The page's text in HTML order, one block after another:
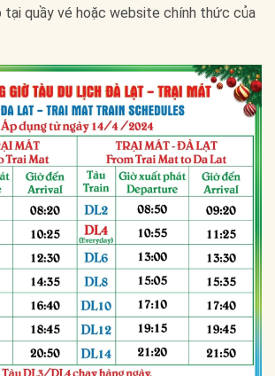
quầy vé hoặc website chính thức của